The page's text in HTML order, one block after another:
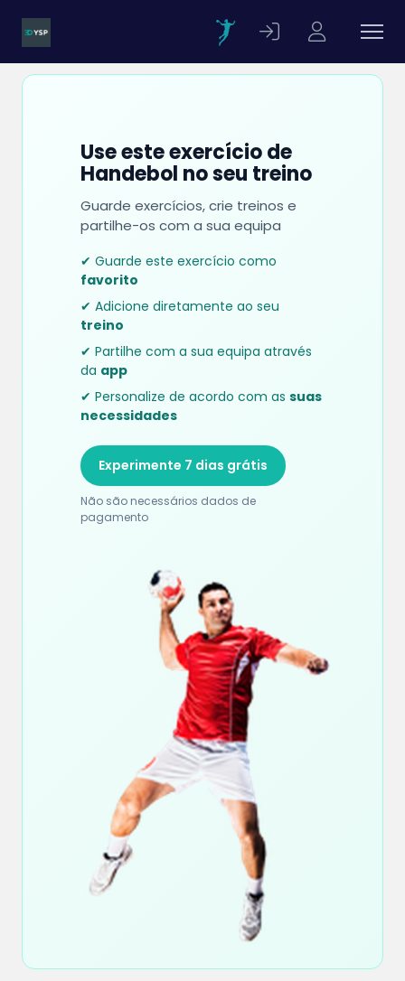
Use este exercício de
Handebol no seu treino
Guarde exercícios, crie treinos e
partilhe-os com a sua equipa
✔ Guarde este exercício como
favorito
✔ Adicione diretamente ao seu
treino
✔ Partilhe com a sua equipa através
da app
✔ Personalize de acordo com as suas
necessidades
Experimente 7 dias grátis
Não são necessários dados de
pagamento